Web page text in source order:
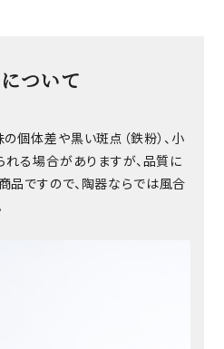
ついて
個体差や黒い斑点（鉄粉）、小
れる場合がありますが、品質に
ですので、陶器ならでは風合